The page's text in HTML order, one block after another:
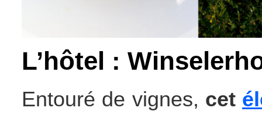
L’hôtel :
Entouré de vignes, cet